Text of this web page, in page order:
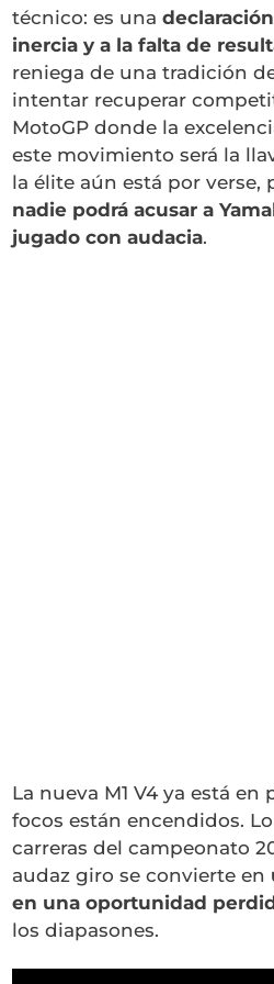
técnico: es una
inercia y a la falta de
reniega de una tradición
intentar recuperar
MotoGP donde la
este movimiento será la
la élite aún está por verse,
nadie podrá acusar a
jugado con audacia.
La nueva M1 V4 ya está en
focos están encendidos.
carreras del campeonato
audaz giro se convierte en
en una oportunidad
los diapasones.